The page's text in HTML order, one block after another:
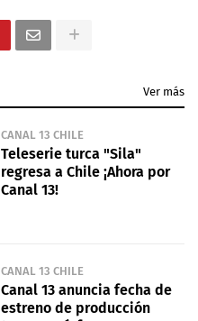
Ver más
CANAL 13 CHILE
Teleserie turca "Sila"
regresa a Chile ¡Ahora por
Canal 13!
CANAL 13 CHILE
Canal 13 anuncia fecha de
estreno de producción